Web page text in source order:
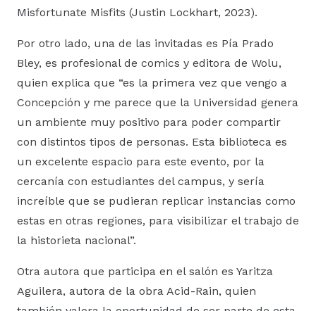
Misfortunate Misfits (Justin Lockhart, 2023).
Por otro lado, una de las invitadas es Pía Prado
Bley, es profesional de comics y editora de Wolu,
quien explica que “es la primera vez que vengo a
Concepción y me parece que la Universidad genera
un ambiente muy positivo para poder compartir
con distintos tipos de personas. Esta biblioteca es
un excelente espacio para este evento, por la
cercanía con estudiantes del campus, y sería
increíble que se pudieran replicar instancias como
estas en otras regiones, para visibilizar el trabajo de
la historieta nacional”.
Otra autora que participa en el salón es Yaritza
Aguilera, autora de la obra Acid-Rain, quien